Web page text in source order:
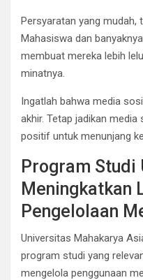
Persyaratan yang mudah,
Mahasiswa dan
membuat mereka lebih
minatnya.
Ingatlah bahwa media
akhir. Tetap jadikan
positif untuk menunjang
Program Studi
Meningkatkan
Pengelolaan
Universitas Mahakarya
program studi yang
mengelola penggunaan